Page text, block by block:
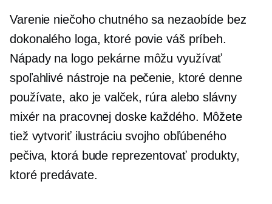
Varenie niečoho chutného sa nezaobíde bez
dokonalého loga, ktoré povie váš príbeh.
Nápady na logo pekárne môžu využívať
spoľahlivé nástroje na pečenie, ktoré denne
používate, ako je valček, rúra alebo slávny
mixér na pracovnej doske každého. Môžete
tiež vytvoriť ilustráciu svojho obľúbeného
pečiva, ktorá bude reprezentovať produkty,
ktoré predávate.